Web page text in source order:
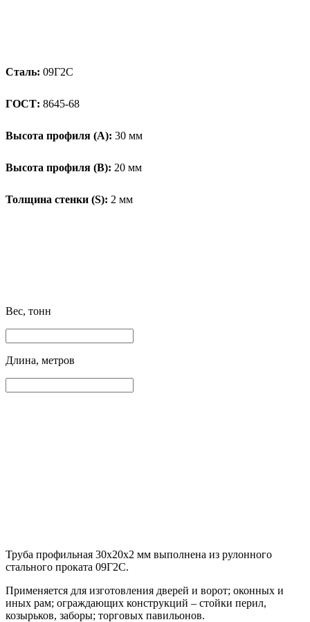
Сталь: 09Г2С
ГОСТ: 8645-68
Высота профиля (А): 30 мм
Высота профиля (B): 20 мм
Толщина стенки (S): 2 мм
Вес, тонн
Длина, метров
Труба профильная 30х20х2 мм выполнена из рулонного
стального проката 09Г2С.
Применяется для изготовления дверей и ворот; оконных и
иных рам; ограждающих конструкций – стойки перил,
козырьков, заборы; торговых павильонов.